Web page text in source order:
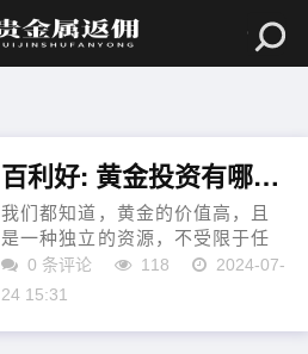
百利好: 黄金投资有哪些功课必须在交易前做好？
我们都知道，黄金的价值高，且
是一种独立的资源，不受限于任
何国家或贸易市场，因此，投资
者进行黄金投资可以避免经济环
融市场的不断发展，黄金...
0 条评论 118
2024-07-
24 15:31